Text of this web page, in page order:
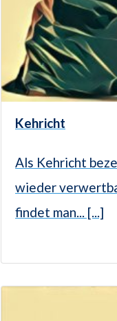
Kehricht
Als Kehricht
wieder
findet man... [...]